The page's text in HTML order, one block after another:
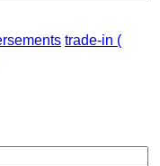
trade-in (